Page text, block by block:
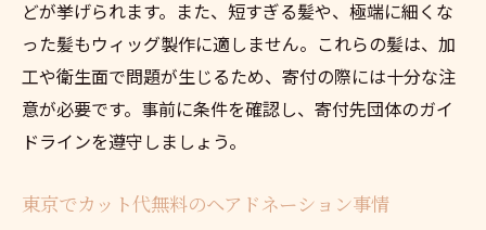
髪の寄付を考えるなら知りたい賢い準備法
ヘアドネーション前に意識したい髪のケア
方法
寄付条件を満たすためのヘアドネーション
準備
紹介
どが挙げられます。また、短すぎる髪や、極端に細くな
った髪もウィッグ製作に適しません。これらの髪は、加
工や衛生面で問題が生じるため、寄付の際には十分な注
意が必要です。事前に条件を確認し、寄付先団体のガイ
ドラインを遵守しましょう。
東京でカット代無料のヘアドネーション事情